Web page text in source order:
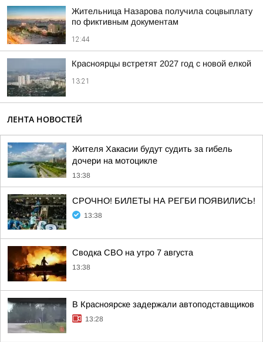
Жительница Назарова получила соцвыплату
по фиктивным документам
12:44
Красноярцы встретят 2027 год с новой елкой
13:21
ЛЕНТА НОВОСТЕЙ
Жителя Хакасии будут судить за гибель
дочери на мотоцикле
13:38
СРОЧНО! БИЛЕТЫ НА РЕГБИ ПОЯВИЛИСЬ!
13:38
Сводка СВО на утро 7 августа
13:38
В Красноярске задержали автоподставщиков
13:28